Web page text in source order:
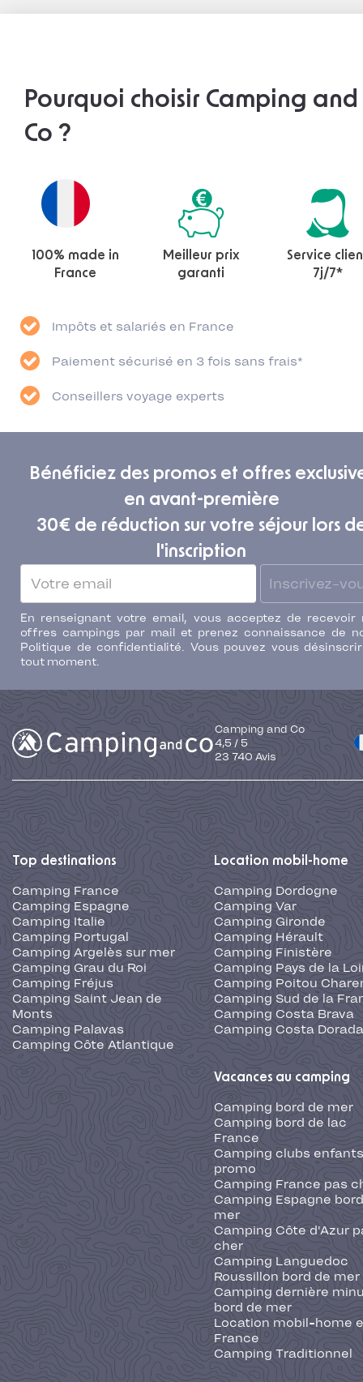
Pourquoi choisir Camping and
Co ?
100% made in
France
Meilleur prix
garanti
Service
7j/7*
Impôts et salariés en France
Paiement sécurisé en 3 fois sans frais*
Conseillers voyage experts
Bénéficiez des promos et offres
en avant-première
30€ de réduction sur votre séjour lors
l'inscription
Inscrivez-
En renseignant votre email, vous acceptez de recevoir
offres campings par mail et prenez connaissance de
Politique de confidentialité. Vous pouvez vous
tout moment.
Camping and Co
4,5 / 5
23 740 Avis
Top destinations
Camping France
Camping Espagne
Camping Italie
Camping Portugal
Camping Argelès sur mer
Camping Grau du Roi
Camping Fréjus
Camping Saint Jean de
Monts
Camping Palavas
Camping Côte Atlantique
Location mobil-home
Camping Dordogne
Camping Var
Camping Gironde
Camping Hérault
Camping Finistère
Camping Pays de la
Camping Poitou
Camping Sud de la
Camping Costa Brava
Camping Costa Dorada
Vacances au camping
Camping bord de mer
Camping bord de lac
France
Camping clubs
promo
Camping France pas
Camping Espagne
mer
Camping Côte d'Azur
cher
Camping Languedoc
Roussillon bord de mer
Camping dernière
bord de mer
Location mobil-home
France
Camping Traditionnel